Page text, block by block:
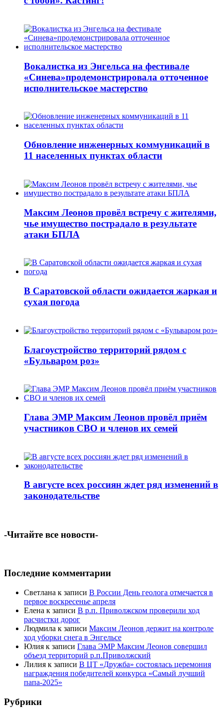
Вокалистка из Энгельса на фестивале
«Синева»продемонстрировала отточенное
исполнительское мастерство
Обновление инженерных коммуникаций в
11 населенных пунктах области
Максим Леонов провёл встречу с жителями,
чье имущество пострадало в результате
атаки БПЛА
В Саратовской области ожидается жаркая и
сухая погода
Благоустройство территорий рядом с
«Бульваром роз»
Глава ЭМР Максим Леонов провёл приём
участников СВО и членов их семей
В августе всех россиян ждет ряд изменений в
законодательстве
-Читайте все новости-
Последние комментарии
Светлана к записи В России День геолога отмечается в
первое воскресенье апреля
Елена к записи В р.п. Приволжском проверили ход
расчистки дорог
Людмила к записи Максим Леонов держит на контроле
ход уборки снега в Энгельсе
Юлия к записи Глава ЭМР Максим Леонов совершил
объезд территорий р.п.Приволжский
Лилия к записи В ЦТ «Дружба» состоялась церемония
награждения победителей конкурса «Самый лучший
папа-2025»
Рубрики